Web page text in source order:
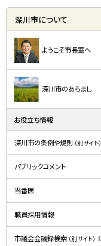
サ
イ
ド
・
メ
ニ
ュ
ー
深川市について
ようこそ市長室へ
深川市のあらまし
お役立ち情報
深川市の条例や規則 （別サイト）
パブリックコメント
当番医
職員採用情報
市議会会議録検索 （別サイト）